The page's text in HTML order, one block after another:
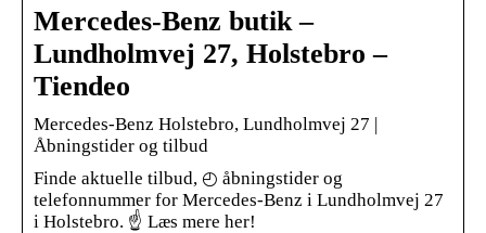
Mercedes-Benz butik –
Lundholmvej 27, Holstebro –
Tiendeo
Mercedes-Benz Holstebro, Lundholmvej 27 |
Åbningstider og tilbud
Finde aktuelle tilbud, ◴ åbningstider og
telefonnummer for Mercedes-Benz i Lundholmvej 27
i Holstebro. ☝ Læs mere her!